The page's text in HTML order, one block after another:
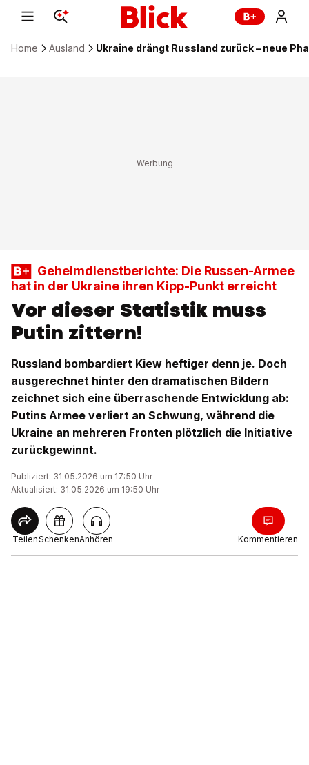
Home Ausland Ukraine drängt Russland zurück – neue
Geheimdienstberichte: Die Russen-Armee
hat in der Ukraine ihren Kipp-Punkt erreicht
Vor dieser Statistik muss
Putin zittern!
Russland bombardiert Kiew heftiger denn je. Doch
ausgerechnet hinter den dramatischen Bildern
zeichnet sich eine überraschende Entwicklung ab:
Putins Armee verliert an Schwung, während die
Ukraine an mehreren Fronten plötzlich die Initiative
zurückgewinnt.
Publiziert: 31.05.2026 um 17:50 Uhr
Aktualisiert: 31.05.2026 um 19:50 Uhr
TeilenSchenkenAnhören Kommentieren